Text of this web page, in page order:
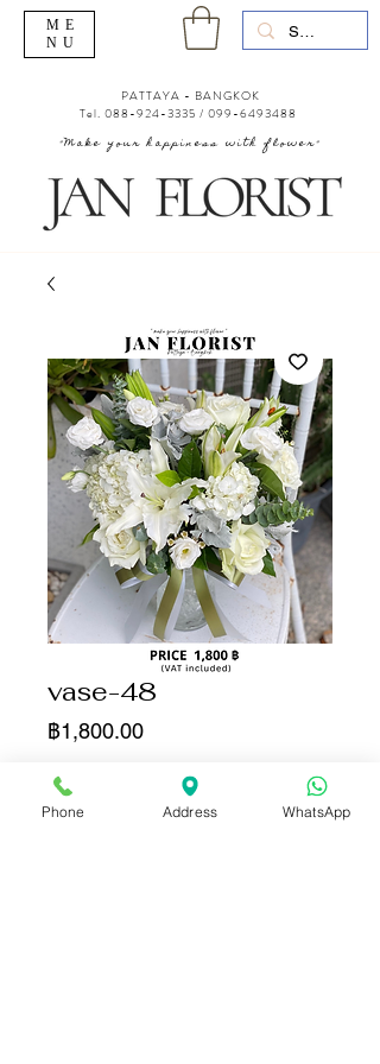
"Make your happiness with flower"
PATTAYA - BANGKOK
Tel. 088-924-3335 / 099-6493488
ME
NU
vase-48
฿1,800.00ราคา
จำนวน
Phone Address WhatsApp